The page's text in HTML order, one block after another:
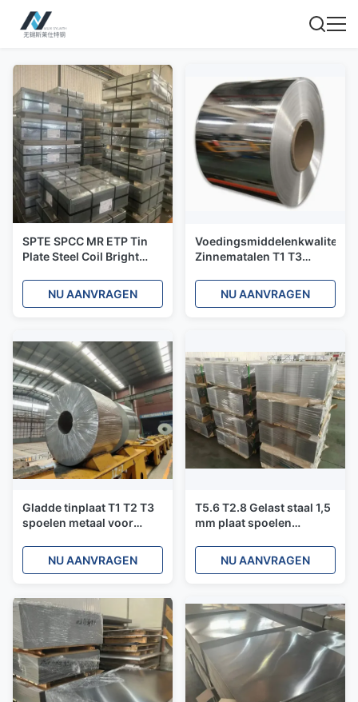
SPTE SPCC MR ETP Tin
Plate Steel Coil Bright
Sheet For Food Cans
NU AANVRAGEN
Voedingsmiddelenkwaliteit
Zinnematalen T1 T3
Plaatrol Zinnemetaal
NU AANVRAGEN
Gladde tinplaat T1 T2 T3
spoelen metaal voor
lithografie printsubstraat
NU AANVRAGEN
T5.6 T2.8 Gelast staal 1,5
mm plaat spoelen
NU AANVRAGEN